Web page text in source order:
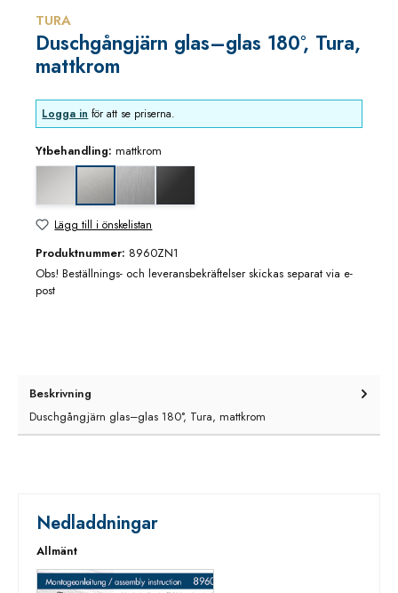
TURA
Duschgångjärn glas–glas 180°, Tura,
mattkrom
Logga in för att se priserna.
Ytbehandling: mattkrom
Lägg till i önskelistan
Produktnummer: 8960ZN1
Obs! Beställnings- och leveransbekräftelser skickas separat via e-
post
Beskrivning
Duschgångjärn glas–glas 180°, Tura, mattkrom
Nedladdningar
Allmänt